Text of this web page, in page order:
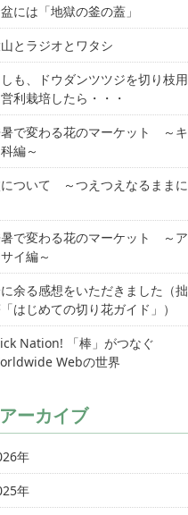
には「地獄の釜の蓋」
とラジオとワタシ
も、ドウダンツツジを切り枝用
利栽培したら・・・
で変わる花のマーケット ～キ
編～
ついて ～つえつえなるままに
で変わる花のマーケット ～ア
イ編～
余る感想をいただきました（拙
はじめての切り花ガイド」）
Nation! 「棒」がつなぐ
Webの世界
アーカイブ
年
年